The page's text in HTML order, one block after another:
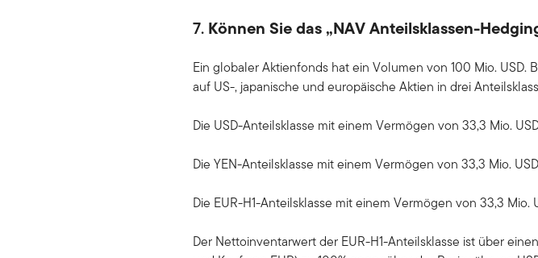
7. Können Sie das „NAV Anteilsklassen-
Ein globaler Aktienfonds hat ein Volumen von 100 Mio. USD.
auf US-, japanische und europäische Aktien in drei
Die USD-Anteilsklasse mit einem Vermögen von 33,3 Mio.
Die YEN-Anteilsklasse mit einem Vermögen von 33,3 Mio. USD
Die EUR-H1-Anteilsklasse mit einem Vermögen von 33,3 Mio.
Der Nettoinventarwert der EUR-H1-Anteilsklasse ist über